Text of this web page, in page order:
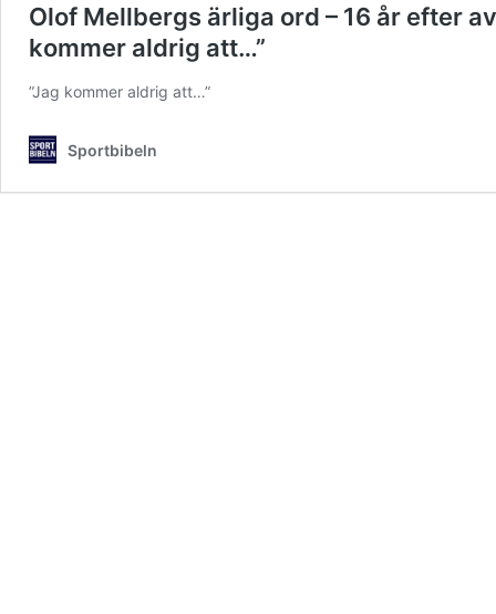
Olof Mellbergs ärliga ord – 16 år efter
kommer aldrig att…”
”Jag kommer aldrig att…”
Sportbibeln